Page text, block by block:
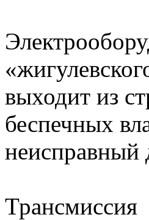
выходит из
беспечных
неисправный
Трансмиссия